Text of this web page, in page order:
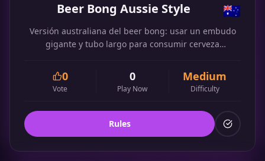
Beer Bong Aussie Style 🇦🇺
Versión australiana del beer bong: usar un embudo
gigante y tubo largo para consumir cerveza
0
Vote
0
Play Now
Medium
Difficulty
Rules